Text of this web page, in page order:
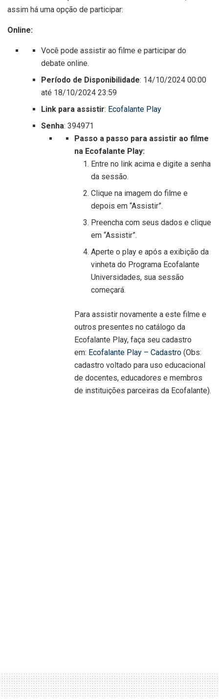
assim há uma opção de participar:
Online:
Você pode assistir ao filme e participar do
debate online.
Período de Disponibilidade: 14/10/2024 00:00
até 18/10/2024 23:59
Link para assistir: Ecofalante Play
Senha: 394971
Passo a passo para assistir ao filme
na Ecofalante Play:
Entre no link acima e digite a senha
da sessão.
Clique na imagem do filme e
depois em “Assistir”.
Preencha com seus dados e clique
em “Assistir”.
Aperte o play e após a exibição da
vinheta do Programa Ecofalante
Universidades, sua sessão
começará.
Para assistir novamente a este filme e
outros presentes no catálogo da
Ecofalante Play, faça seu cadastro
em: Ecofalante Play – Cadastro (Obs:
cadastro voltado para uso educacional
de docentes, educadores e membros
de instituições parceiras da Ecofalante).